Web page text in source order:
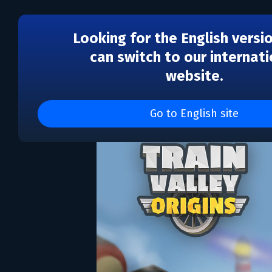
Looking for the English
can switch to our
website.
Go to English site
Train Valley Origins